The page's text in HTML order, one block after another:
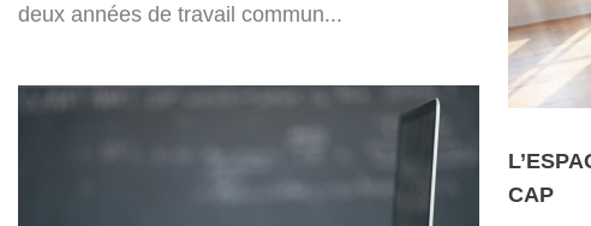
deux années de travail commun...
CAP